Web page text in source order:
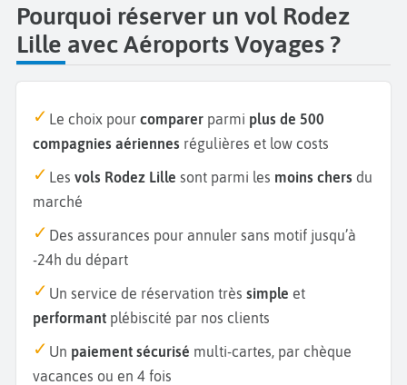
Pourquoi réserver un vol Rodez
Lille avec Aéroports Voyages ?
Le choix pour comparer parmi plus de 500
compagnies aériennes régulières et low costs
Les vols Rodez Lille sont parmi les moins chers du
marché
Des assurances pour annuler sans motif jusqu’à
-24h du départ
Un service de réservation très simple et
performant plébiscité par nos clients
Un paiement sécurisé multi-cartes, par chèque
vacances ou en 4 fois